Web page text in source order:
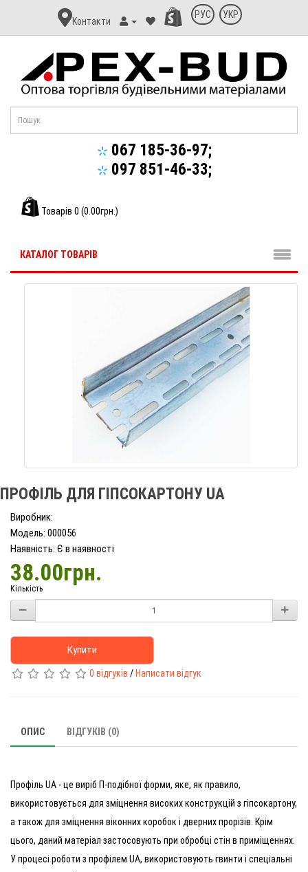
Контакт
Апекс-
Контакти
РУС УКР
067 185-36-97;
097 851-46-33;
Товарів 0 (0.00грн.)
КАТАЛОГ ТОВАРІВ
ПРОФІЛЬ ДЛЯ ГІПСОКАРТОНУ UA
Виробник:
Модель: 000056
Наявність: Є в наявності
38.00грн.
Кількість
Купити
0 відгуків / Написати відгук
ОПИС ВІДГУКІВ (0)
Профіль UA - це виріб П-подібної форми, яке, як правило,
використовується для зміцнення високих конструкцій з гіпсокартону,
а також для зміцнення віконних коробок і дверних прорізів. Крім
цього, даний матеріал застосовують при обробці стін в приміщеннях.
У процесі роботи з профілем UA, використовують гвинти і спеціальні